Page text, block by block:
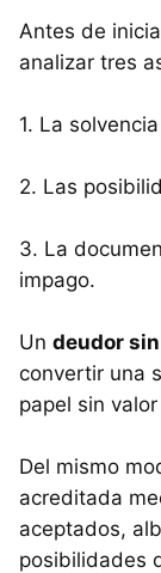
Antes de
analizar tres
1. La
2. Las
3. La
impago.
Un deudor
convertir una
papel sin
Del mismo
acreditada
aceptados,
posibilidades